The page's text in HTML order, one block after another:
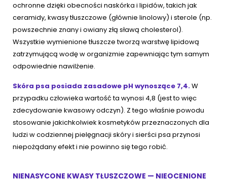
ochronne dzięki obecności naskórka i lipidów, takich jak
ceramidy, kwasy tłuszczowe (głównie linolowy) i sterole (np.
powszechnie znany i owiany złą sławą cholesterol).
Wszystkie wymienione tłuszcze tworzą warstwę lipidową
zatrzymującą wodę w organizmie zapewniając tym samym
odpowiednie nawilżenie.
Skóra psa posiada zasadowe pH wynoszące 7,4.W
przypadku człowieka wartość ta wynosi 4,8 (jest to więc
zdecydowanie kwasowy odczyn). Z tego właśnie powodu
stosowanie jakichkolwiek kosmetyków przeznaczonych dla
ludzi w codziennej pielęgnacji skóry i sierści psa przynosi
niepożądany efekt i nie powinno się tego robić.
NIENASYCONE KWASY TŁUSZCZOWE — NIEOCENIONE